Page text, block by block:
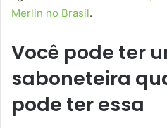
Merlin no Brasil.
Você pode ter
saboneteira
pode ter essa